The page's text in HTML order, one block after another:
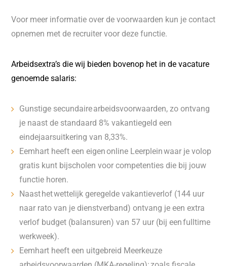
Voor meer informatie over de voorwaarden kun je contact
opnemen met de recruiter voor deze functie.
Arbeidsextra’s die wij bieden bovenop het in de vacature
genoemde salaris:
Gunstige secundaire arbeidsvoorwaarden, zo ontvang
je naast de standaard 8% vakantiegeld een
eindejaarsuitkering van 8,33%.
Eemhart heeft een eigen online Leerplein waar je volop
gratis kunt bijscholen voor competenties die bij jouw
functie horen.
Naast het wettelijk geregelde vakantieverlof (144 uur
naar rato van je dienstverband) ontvang je een extra
verlof budget (balansuren) van 57 uur (bij een fulltime
werkweek).
Eemhart heeft een uitgebreid Meerkeuze